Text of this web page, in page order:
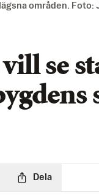
områden. Foto:
se
Dela